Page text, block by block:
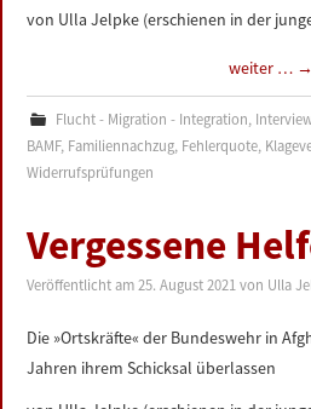
von Ulla Jelpke (erschienen in der
weiter … →
Flucht - Migration - Integration,
BAMF, Familiennachzug, Fehlerquote,
Widerrufsprüfungen
Vergessene
Veröffentlicht am25. August 2021 von Ulla
Die »Ortskräfte« der Bundeswehr in
Jahren ihrem Schicksal überlassen